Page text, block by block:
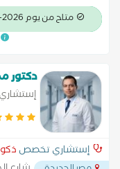
متاح من يوم 2026-08-13
دكتور
إستشاري
إستشاري تخصص